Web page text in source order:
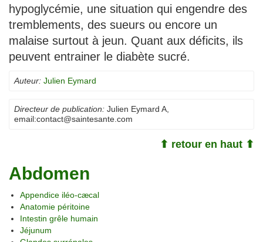
hypoglycémie, une situation qui engendre des
tremblements, des sueurs ou encore un
malaise surtout à jeun. Quant aux déficits, ils
peuvent entrainer le diabète sucré.
Auteur: Julien Eymard
Directeur de publication: Julien Eymard A
email:contact@saintesante.com
⬆ retour en haut ⬆
Abdomen
Appendice iléo-cæcal
Anatomie péritoine
Intestin grêle humain
Jéjunum